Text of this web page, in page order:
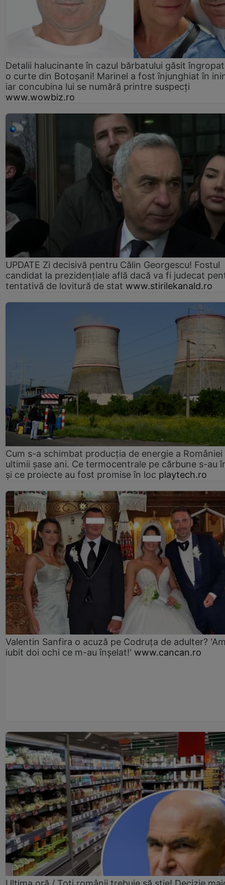
Detalii halucinante în cazul bărbatului găsit
o curte din Botoșani! Marinel a fost înjunghiat în
iar concubina lui se numără printre suspecți
www.wowbiz.ro
UPDATE Zi decisivă pentru Călin Georgescu! Fostul
candidat la prezidențiale află dacă va fi judecat
tentativă de lovitură de stat www.stirilekanald.ro
Cum s-a schimbat producția de energie a României
ultimii șase ani. Ce termocentrale pe cărbune s-au
și ce proiecte au fost promise în loc playtech.ro
Valentin Sanfira o acuză pe Codruța de adulter?
iubit doi ochi ce m-au înșelat!' www.cancan.ro